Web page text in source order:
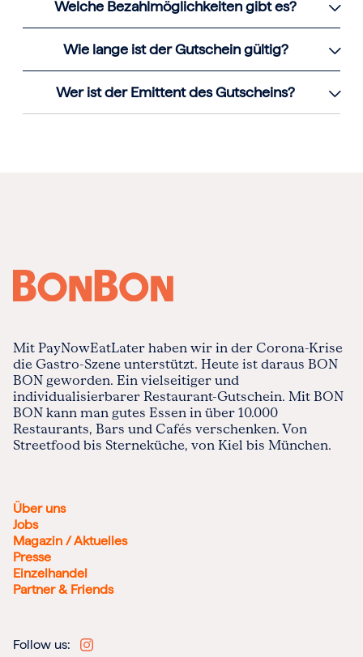
Welche Bezahlmöglichkeiten gibt es?
Wie lange ist der Gutschein gültig?
Wer ist der Emittent des Gutscheins?
Mit PayNowEatLater haben wir in der Corona-Krise
die Gastro-Szene unterstützt. Heute ist daraus BON
BON geworden. Ein vielseitiger und
individualisierbarer Restaurant-Gutschein. Mit BON
BON kann man gutes Essen in über 10.000
Restaurants, Bars und Cafés verschenken. Von
Streetfood bis Sterneküche, von Kiel bis München.
Über uns
Jobs
Magazin / Aktuelles
Presse
Einzelhandel
Partner & Friends
Follow us: